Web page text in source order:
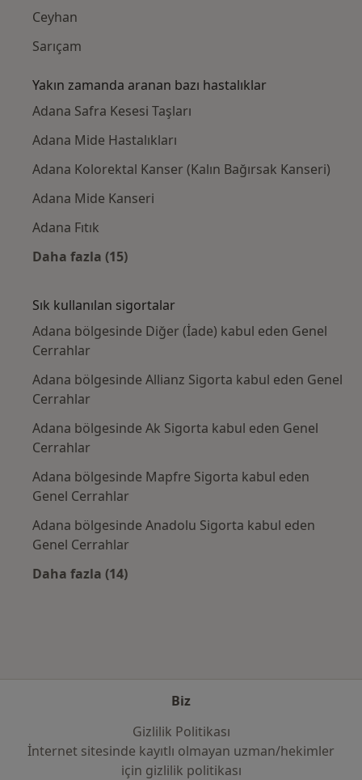
Ceyhan
Sarıçam
Yakın zamanda aranan bazı hastalıklar
Adana Safra Kesesi Taşları
Adana Mide Hastalıkları
Adana Kolorektal Kanser (Kalın Bağırsak Kanseri)
Adana Mide Kanseri
Adana Fıtık
Daha fazla (15)
Sık kullanılan sigortalar
Adana bölgesinde Diğer (İade) kabul eden Genel
Cerrahlar
Adana bölgesinde Allianz Sigorta kabul eden Genel
Cerrahlar
Adana bölgesinde Ak Sigorta kabul eden Genel
Cerrahlar
Adana bölgesinde Mapfre Sigorta kabul eden
Genel Cerrahlar
Adana bölgesinde Anadolu Sigorta kabul eden
Genel Cerrahlar
Daha fazla (14)
Biz
Gizlilik Politikası
İnternet sitesinde kayıtlı olmayan uzman/hekimler
i̇çin gizlilik politikası